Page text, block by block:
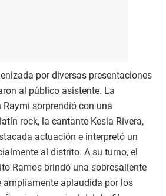
por diversas presentaciones
al público asistente. La
sorprendió con una
rock, la cantante Kesia Rivera,
actuación e interpretó un
al distrito. A su turno, el
Ramos brindó una sobresaliente
ampliamente aplaudida por los